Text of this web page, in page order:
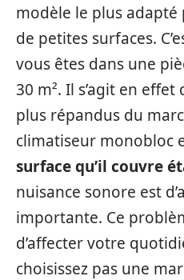
modèle le plus
de petites surfaces.
vous êtes dans une
30 m². Il s’agit en effet
plus répandus du
climatiseur monobloc
surface qu’il couvre
nuisance sonore est
importante. Ce
d’affecter votre
choisissez pas une